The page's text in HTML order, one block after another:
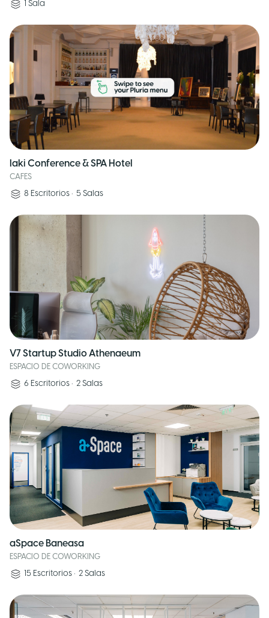
1 Sala
Iaki Conference & SPA Hotel
CAFES
8 Escritorios • 5 Salas
V7 Startup Studio Athenaeum
ESPACIO DE COWORKING
6 Escritorios • 2 Salas
aSpace Baneasa
ESPACIO DE COWORKING
15 Escritorios • 2 Salas